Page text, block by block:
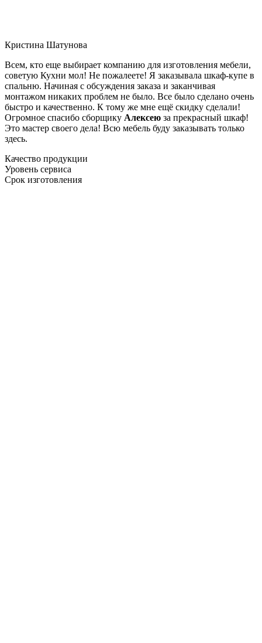
Кристина Шатунова
Всем, кто еще выбирает компанию для изготовления мебели,
советую Кухни мол! Не пожалеете! Я заказывала шкаф-купе в
спальню. Начиная с обсуждения заказа и заканчивая
монтажом никаких проблем не было. Все было сделано очень
быстро и качественно. К тому же мне ещё скидку сделали!
Огромное спасибо сборщику Алексею за прекрасный шкаф!
Это мастер своего дела! Всю мебель буду заказывать только
здесь.
Качество продукции
Уровень сервиса
Срок изготовления